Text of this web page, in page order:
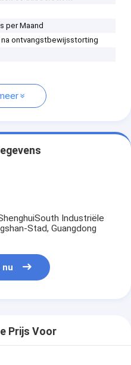
per Maand
na ontvangstbewijsstorting
Industriële
Stad, Guangdong
Prijs Voor